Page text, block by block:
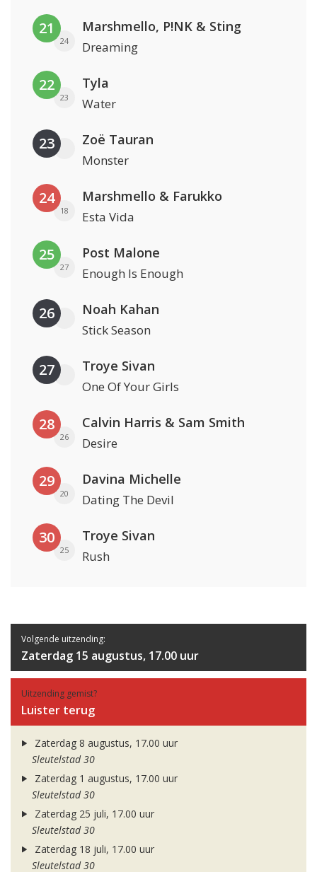
21
24
Marshmello, P!NK & Sting
Dreaming
22
23
Tyla
Water
23 Zoë Tauran
Monster
24
18
Marshmello & Farukko
Esta Vida
25
27
Post Malone
Enough Is Enough
26 Noah Kahan
Stick Season
27 Troye Sivan
One Of Your Girls
28
26
Calvin Harris & Sam Smith
Desire
29
20
Davina Michelle
Dating The Devil
30
25
Troye Sivan
Rush
Volgende uitzending:
Zaterdag 15 augustus, 17.00 uur
Uitzending gemist?
Luister terug
Zaterdag 8 augustus, 17.00 uur
Sleutelstad 30
Zaterdag 1 augustus, 17.00 uur
Sleutelstad 30
Zaterdag 25 juli, 17.00 uur
Sleutelstad 30
Zaterdag 18 juli, 17.00 uur
Sleutelstad 30